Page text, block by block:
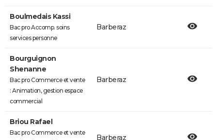
Boulmedais Kassi
Bac pro Accomp. soins
services personne
Barberaz
Bourguignon
Shenanne
Bac pro Commerce et vente
: Animation, gestion espace
commercial
Barberaz
Briou Rafael
Bac pro Commerce et vente
Barberaz